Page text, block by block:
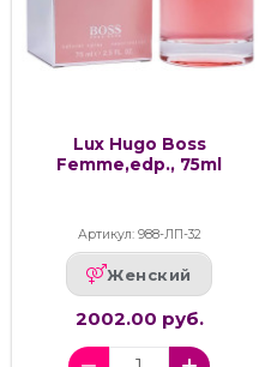
Lux Hugo Boss
Femme,edp., 75ml
Артикул: 988-ЛП-32
Женский
2002.00 руб.